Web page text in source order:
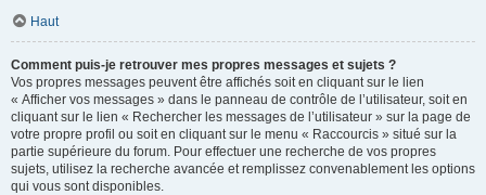
Haut
Comment puis-je retrouver mes propres messages et sujets ?
Vos propres messages peuvent être affichés soit en cliquant sur le lien
« Afficher vos messages » dans le panneau de contrôle de l’utilisateur, soit en
cliquant sur le lien « Rechercher les messages de l’utilisateur » sur la page de
votre propre profil ou soit en cliquant sur le menu « Raccourcis » situé sur la
partie supérieure du forum. Pour effectuer une recherche de vos propres
sujets, utilisez la recherche avancée et remplissez convenablement les options
qui vous sont disponibles.